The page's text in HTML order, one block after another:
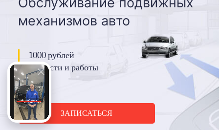
механизмов авто
1000 рублей
запчасти и работы
ЗАПИСАТЬСЯ